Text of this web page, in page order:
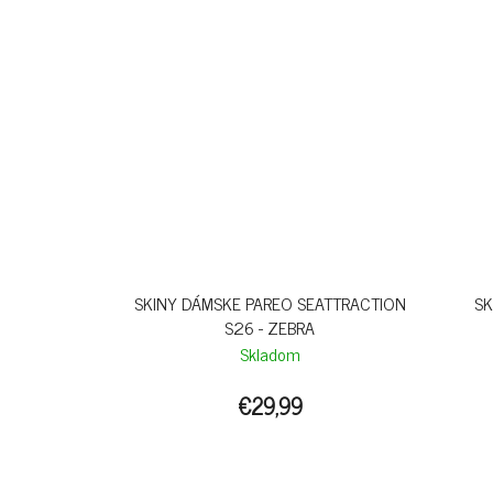
SKINY DÁMSKE PAREO SEATTRACTION
S26 - ZEBRA
Skladom
€29,99